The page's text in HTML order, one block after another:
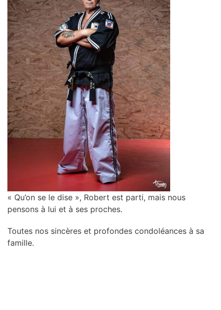
« Qu’on se le dise », Robert est parti, mais nous
pensons à lui et à ses proches.
Toutes nos sincères et profondes condoléances à sa
famille.